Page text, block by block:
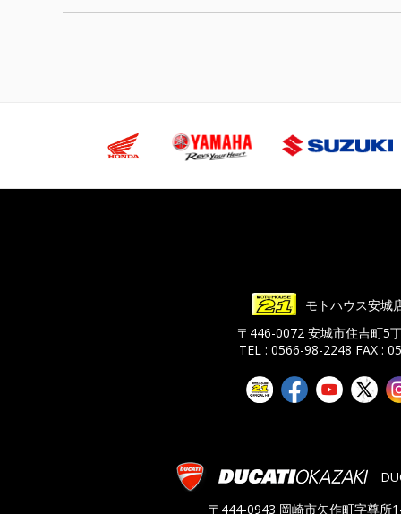
モトハウス安城
〒446-0072 安城市住吉町5
TEL : 0566-98-2248 FAX :
〒444-0943 岡崎市矢作町字尊所